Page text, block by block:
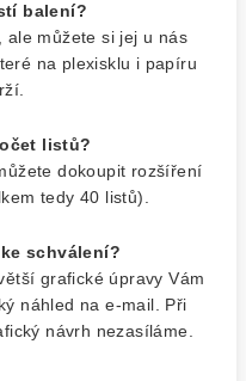
balení?
můžete si jej u nás
na plexisklu i papíru
listů?
dokoupit rozšíření
tedy 40 listů).
schválení?
grafické úpravy Vám
náhled na e-mail. Při
návrh nezasíláme.